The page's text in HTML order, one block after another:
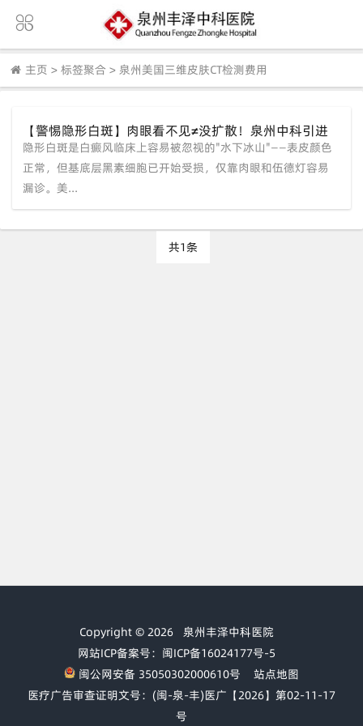
主页 > 标签聚合 > 泉州美国三维皮肤CT检测费用
【警惕隐形白斑】肉眼看不见≠没扩散！泉州中科引进
美国三维皮肤CT，让隐性白斑“现出原形”，防扩散于
未然。
隐形白斑是白癜风临床上容易被忽视的"水下冰山"——表皮颜色
正常，但基底层黑素细胞已开始受损，仅靠肉眼和伍德灯容易
漏诊。美...
共1条
Copyright © 2026 泉州丰泽中科医院
网站ICP备案号：闽ICP备16024177号-5
闽公网安备 35050302000610号
站点地图
医疗广告审查证明文号：(闽-泉-丰)医广【2026】第02-11-17
号